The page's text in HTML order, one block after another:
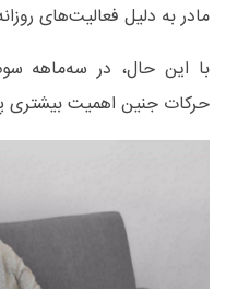
مادر به دلیل فعالیت‌های
با این حال، در سه‌ماهه
حرکات جنین اهمیت بیشتری